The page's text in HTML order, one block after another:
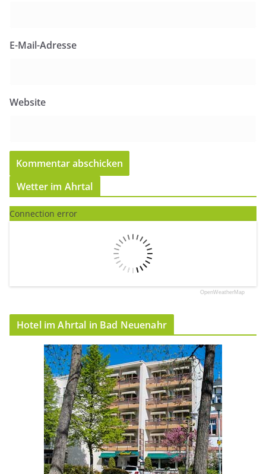
E-Mail-Adresse
Website
Wetter im Ahrtal
Connection error
OpenWeatherMap
Hotel im Ahrtal in Bad Neuenahr